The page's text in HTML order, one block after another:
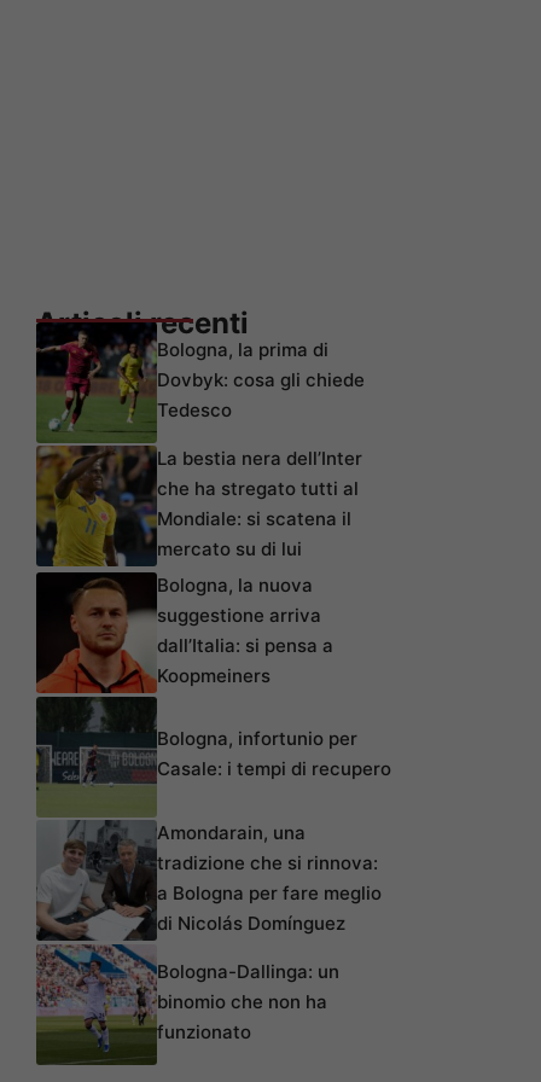
Articoli recenti
Bologna, la prima di
Dovbyk: cosa gli chiede
Tedesco
La bestia nera dell’Inter
che ha stregato tutti al
Mondiale: si scatena il
mercato su di lui
Bologna, la nuova
suggestione arriva
dall’Italia: si pensa a
Koopmeiners
Bologna, infortunio per
Casale: i tempi di recupero
Amondarain, una
tradizione che si rinnova:
a Bologna per fare meglio
di Nicolás Domínguez
Bologna-Dallinga: un
binomio che non ha
funzionato